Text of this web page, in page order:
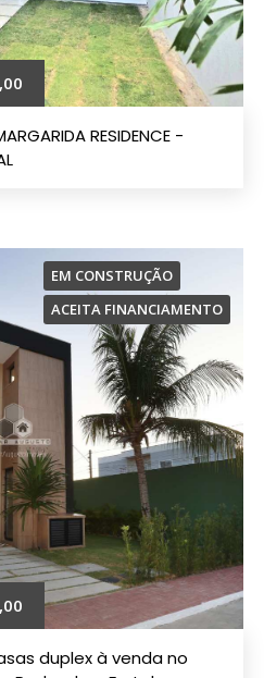
RESIDENCE -
EM CONSTRUÇÃO
ACEITA FINANCIAMENTO
duplex à venda no